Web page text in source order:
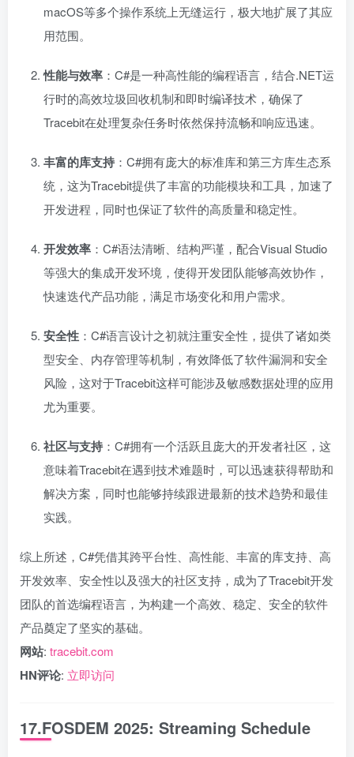
macOS等多个操作系统上无缝运行，极大地扩展了其应
用范围。
性能与效率 ：C#是一种高性能的编程语言，结合.NET运
行时的高效垃圾回收机制和即时编译技术，确保了
Tracebit在处理复杂任务时依然保持流畅和响应迅速。
丰富的库支持：C#拥有庞大的标准库和第三方库生态系
统，这为Tracebit提供了丰富的功能模块和工具，加速了
开发进程，同时也保证了软件的高质量和稳定性。
开发效率 ：C#语法清晰、结构严谨，配合Visual Studio
等强大的集成开发环境，使得开发团队能够高效协作，
快速迭代产品功能，满足市场变化和用户需求。
安全性 ：C#语言设计之初就注重安全性，提供了诸如类
型安全、内存管理等机制，有效降低了软件漏洞和安全
风险，这对于Tracebit这样可能涉及敏感数据处理的应用
尤为重要。
社区与支持：C#拥有一个活跃且庞大的开发者社区，这
意味着Tracebit在遇到技术难题时，可以迅速获得帮助和
解决方案，同时也能够持续跟进最新的技术趋势和最佳
实践。
综上所述，C#凭借其跨平台性、高性能、丰富的库支持、高
开发效率、安全性以及强大的社区支持，成为了Tracebit开发
团队的首选编程语言，为构建一个高效、稳定、安全的软件
产品奠定了坚实的基础。
网站: tracebit.com
HN评论: 立即访问
17.FOSDEM 2025: Streaming Schedule